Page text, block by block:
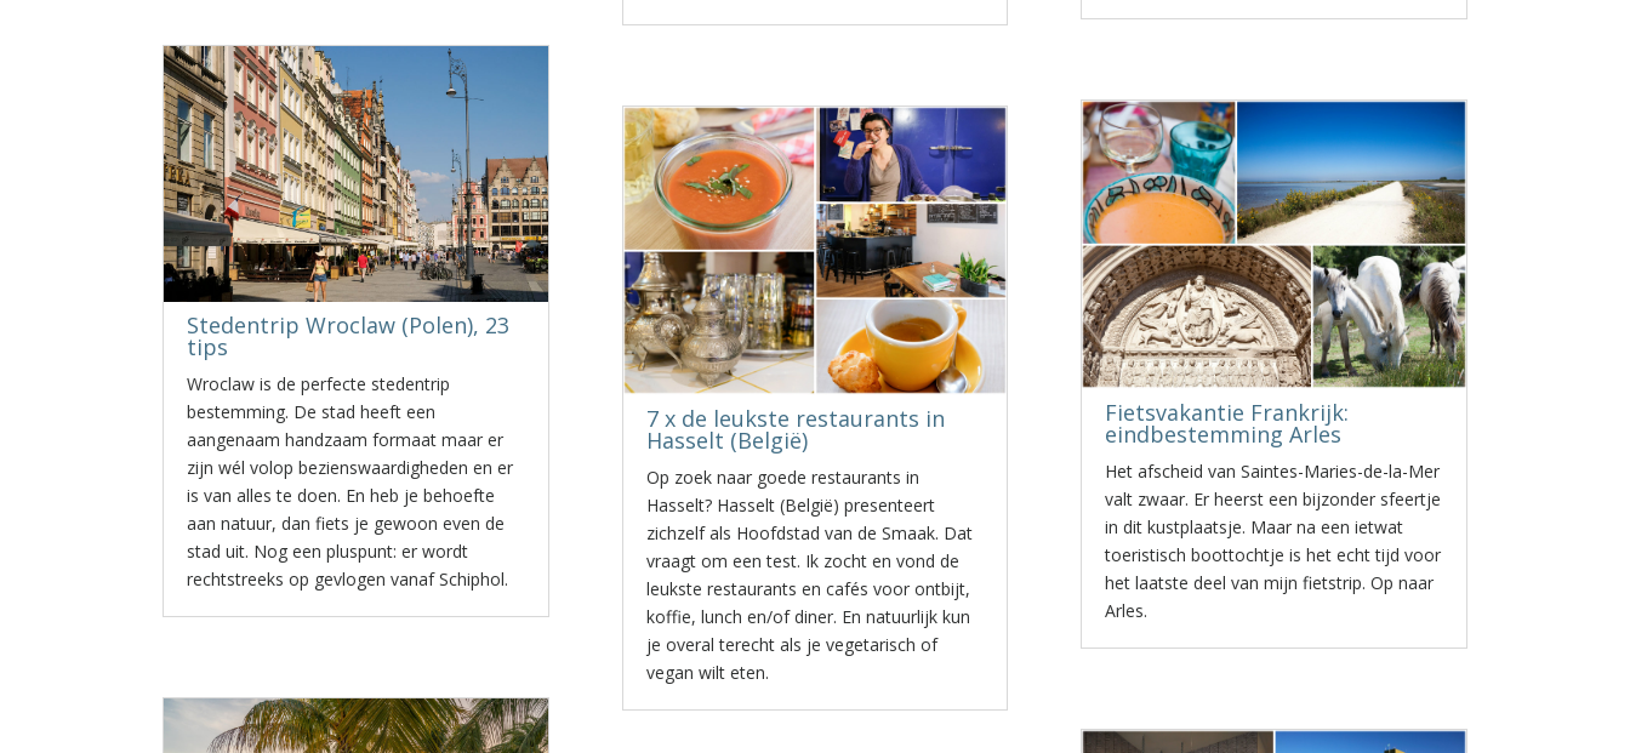
Stedentrip Wroclaw (Polen), 23
tips
Wroclaw is de perfecte stedentrip
bestemming. De stad heeft een
aangenaam handzaam formaat maar er
zijn wél volop bezienswaardigheden en er
is van alles te doen. En heb je behoefte
aan natuur, dan fiets je gewoon even de
stad uit. Nog een pluspunt: er wordt
rechtstreeks op gevlogen vanaf Schiphol.
7 x de leukste restaurants in
Hasselt (België)
Op zoek naar goede restaurants in
Hasselt? Hasselt (België) presenteert
zichzelf als Hoofdstad van de Smaak. Dat
vraagt om een test. Ik zocht en vond de
leukste restaurants en cafés voor ontbijt,
koffie, lunch en/of diner. En natuurlijk kun
je overal terecht als je vegetarisch of
vegan wilt eten.
Fietsvakantie Frankrijk:
eindbestemming Arles
Het afscheid van Saintes-Maries-de-la-Mer
valt zwaar. Er heerst een bijzonder sfeertje
in dit kustplaatsje. Maar na een ietwat
toeristisch boottochtje is het echt tijd voor
het laatste deel van mijn fietstrip. Op naar
Arles.